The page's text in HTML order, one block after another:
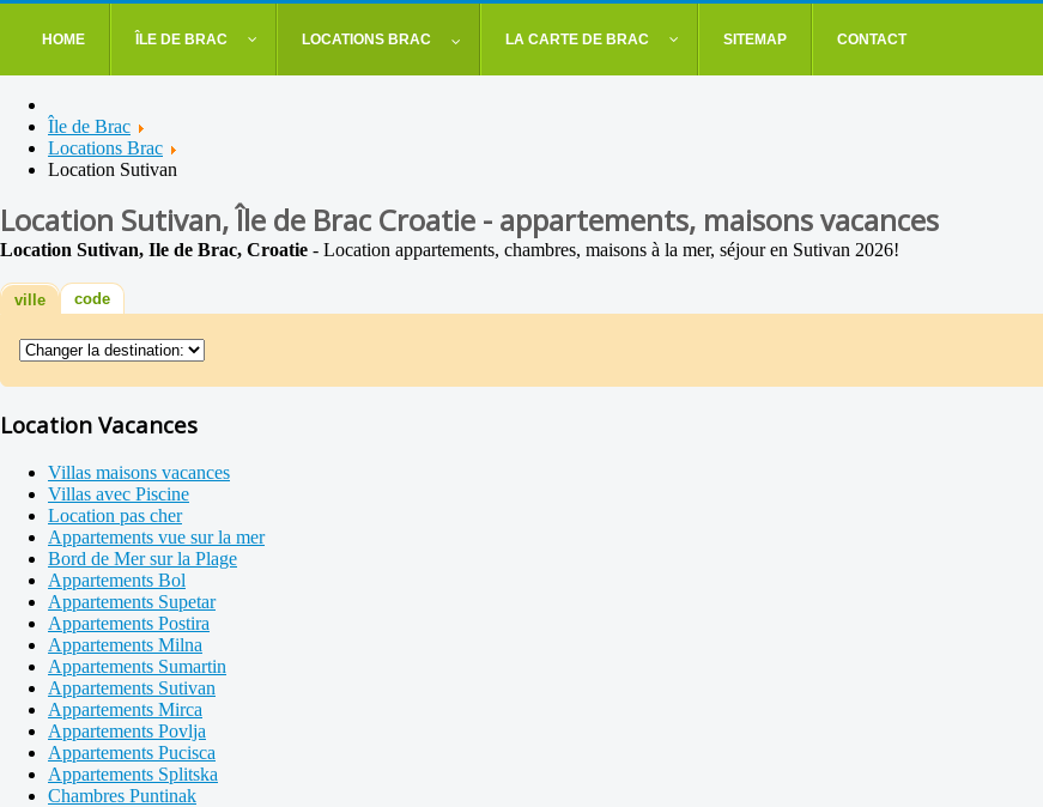
HOME ÎLE DE BRAC LOCATIONS BRAC LA CARTE DE BRAC SITEMAP CONTACT
Île de Brac
Locations Brac
Location Sutivan
Location Sutivan, Île de Brac Croatie - appartements, maisons vacances
Location Sutivan, Ile de Brac, Croatie - Location appartements, chambres, maisons à la mer, séjour en Sutivan 2026!
ville code
Location Vacances
Villas maisons vacances
Villas avec Piscine
Location pas cher
Appartements vue sur la mer
Bord de Mer sur la Plage
Appartements Bol
Appartements Supetar
Appartements Postira
Appartements Milna
Appartements Sumartin
Appartements Sutivan
Appartements Mirca
Appartements Povlja
Appartements Pucisca
Appartements Splitska
Chambres Puntinak